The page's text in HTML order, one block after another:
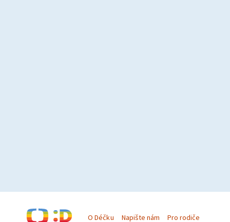
O Déčku Napište nám Pro rodiče